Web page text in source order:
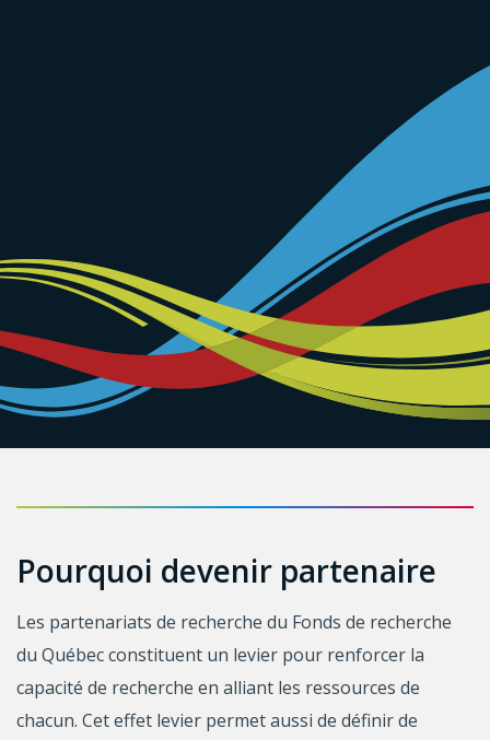
Pourquoi devenir partenaire
Les partenariats de recherche du Fonds de recherche
du Québec constituent un levier pour renforcer la
capacité de recherche en alliant les ressources de
chacun. Cet effet levier permet aussi de définir de